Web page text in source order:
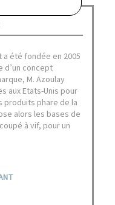
a été fondée en 2005
d’un concept
M. Azoulay
aux Etats-Unis pour
produits phare de la
alors les bases de
à vif, pour un